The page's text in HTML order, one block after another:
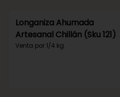
Longaniza Ahumada
Artesanal Chillán (Sku 121)
Venta por 1/4 kg.